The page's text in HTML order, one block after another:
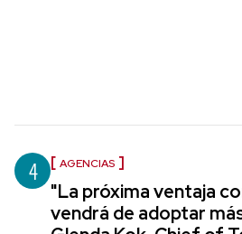
4 AGENCIAS
"La próxima ventaja
vendrá de adoptar